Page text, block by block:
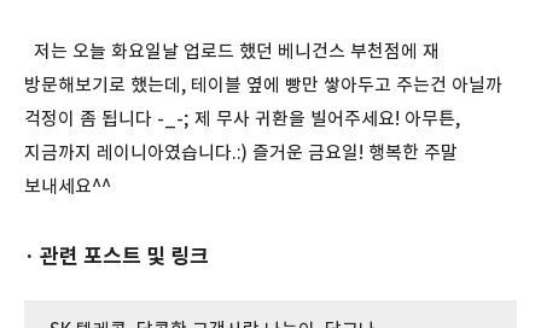
저는 오늘 화요일날 업로드 했던 베니건스 부천점에 재
방문해보기로 했는데, 테이블 옆에 빵만 쌓아두고 주는건 아닐까
걱정이 좀 됩니다 -_-; 제 무사 귀환을 빌어주세요! 아무튼,
지금까지 레이니아였습니다.:) 즐거운 금요일! 행복한 주말
보내세요^^
· 관련 포스트 및 링크